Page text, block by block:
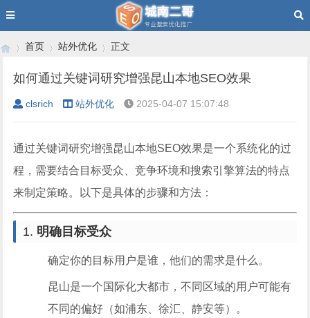
›
首页
›
站外优化
›
正文
如何通过关键词研究增强昆山本地SEO效果
clsrich 站外优化 2025-04-07 15:07:48
通过关键词研究增强昆山本地SEO效果是一个系统化的过
程，需要结合目标受众、竞争环境和搜索引擎算法的特点
来制定策略。以下是具体的步骤和方法：
1. 明确目标受众
确定你的目标用户是谁，他们的需求是什么。
昆山是一个国际化大都市，不同区域的用户可能有
不同的偏好（如浦东、徐汇、静安等）。